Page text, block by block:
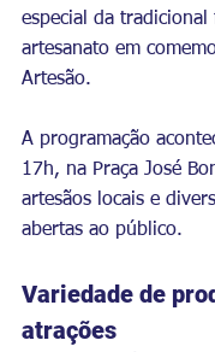
especial da tradicional
artesanato em
Artesão.
A programação
17h, na Praça José
artesãos locais e
abertas ao público.
Variedade de
atrações